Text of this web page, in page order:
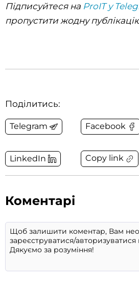
Підписуйтеся на ProIT у
пропустити жодну
Поділитись:
Telegram Facebook
LinkedIn Copy link
Коментарі